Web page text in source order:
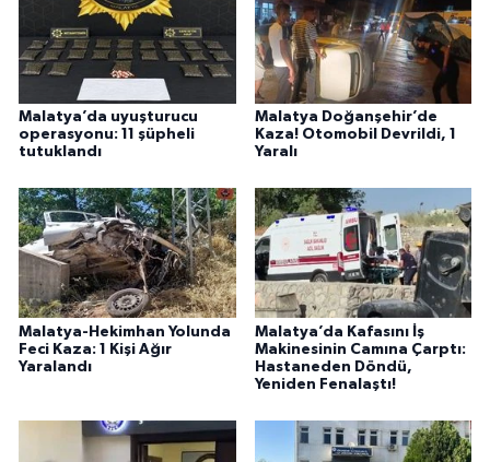
Malatya’da uyuşturucu
operasyonu: 11 şüpheli
tutuklandı
Malatya Doğanşehir’de
Kaza! Otomobil Devrildi, 1
Yaralı
Malatya-Hekimhan Yolunda
Feci Kaza: 1 Kişi Ağır
Yaralandı
Malatya’da Kafasını İş
Makinesinin Camına Çarptı:
Hastaneden Döndü,
Yeniden Fenalaştı!